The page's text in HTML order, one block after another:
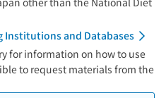
Institutions and Databases
for information on how to use
to request materials from the